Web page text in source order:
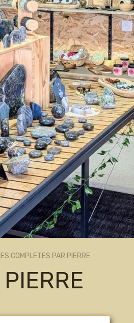
COMPLETES PAR PIERRE